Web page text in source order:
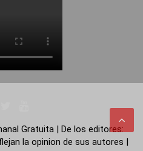
Gratuita | De los editores:
la opinion de sus autores |